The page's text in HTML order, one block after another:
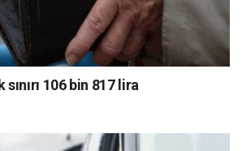
106 bin 817 lira